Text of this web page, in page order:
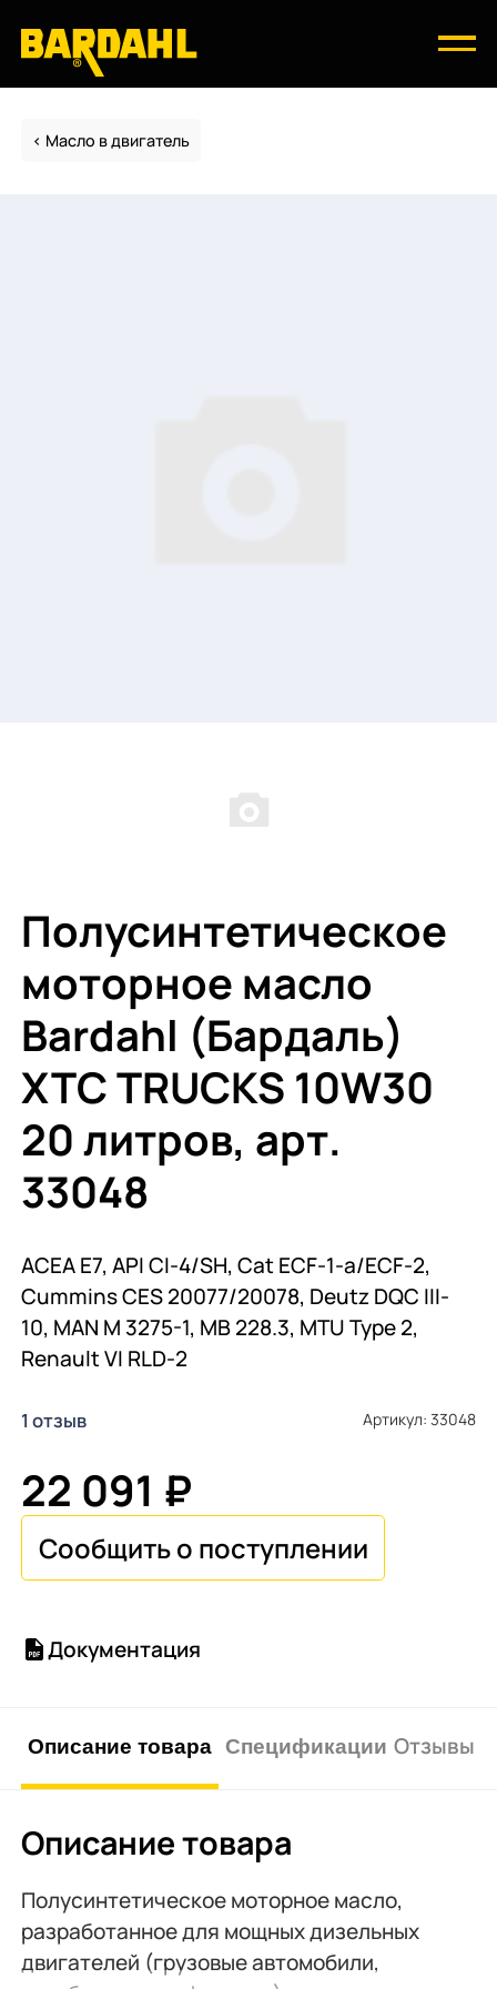
Масло в двигатель
Полусинтетическое
моторное масло
Bardahl (Бардаль)
XTC TRUCKS 10W30
20 литров, арт.
33048
ACEA E7, API CI-4/SH, Cat ECF-1-a/ECF-2,
Cummins CES 20077/20078, Deutz DQC III-
10, MAN M 3275-1, MB 228.3, MTU Type 2,
Renault VI RLD-2
1 отзыв Артикул: 33048
22 091 ₽
Документация
Описание товара Спецификации Отзывы о
Описание товара
Полусинтетическое моторное масло,
разработанное для мощных дизельных
двигателей (грузовые автомобили,